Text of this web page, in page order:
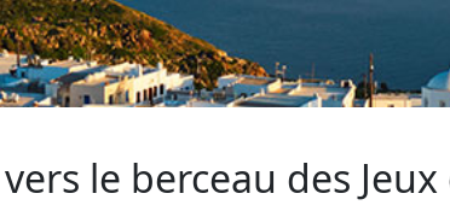
le berceau des